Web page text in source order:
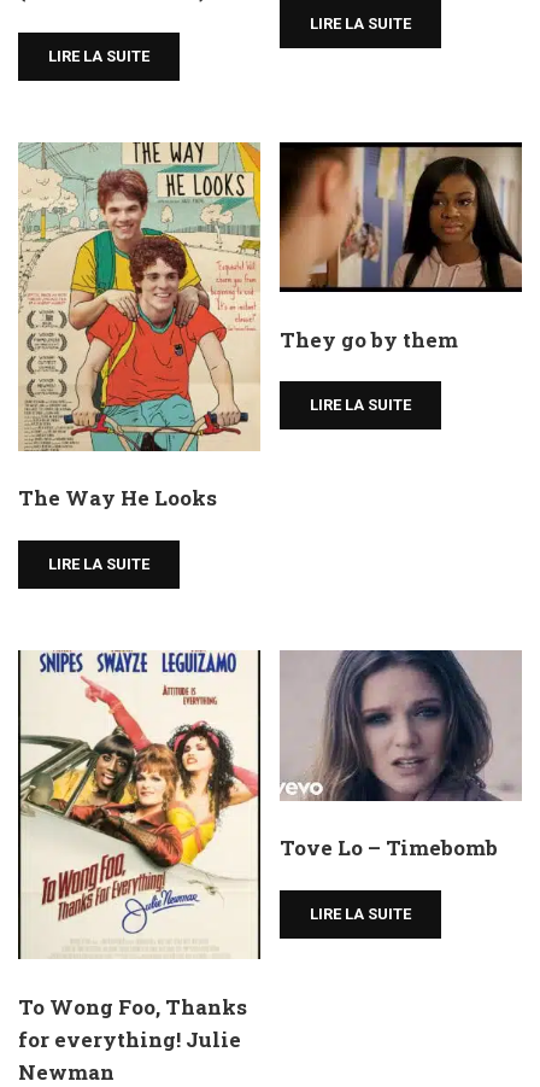
LIRE LA SUITE
LIRE LA SUITE
The Way He Looks
LIRE LA SUITE
They go by them
LIRE LA SUITE
To Wong Foo, Thanks
for everything! Julie
Newman
Tove Lo – Timebomb
LIRE LA SUITE